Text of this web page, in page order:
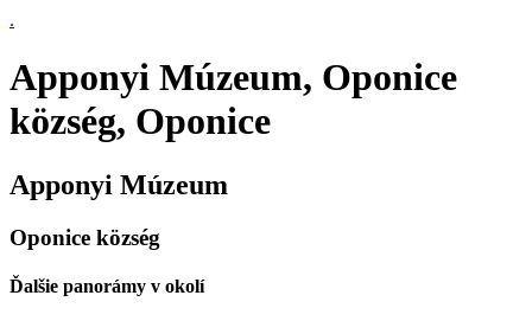
.
Apponyi Múzeum, Oponice
község, Oponice
Apponyi Múzeum
Oponice község
Ďalšie panorámy v okolí